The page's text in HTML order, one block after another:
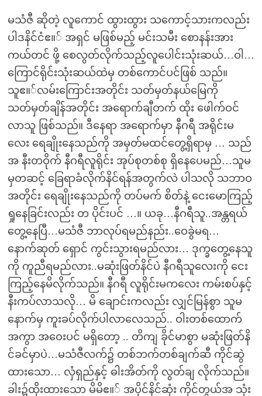
မသံဇီ ဆိုတဲ့ လူကောင် ထွားထွား သကောင့်သားကလည်း
ပါဒနိင်ငံဧ။် အရှင် မဖြစ်မည့် မင်းသမီး စောနန်းအား
ကယ်တင် ဖို့ စေလွတ်လိုက်သည့်လူပေါင်းသုံးဆယ်…ဝါ…
ကြောင်ရိုင်းသုံးဆယ်ထဲမှ တစ်ကောင်ပင်ဖြစ် သည်။
သူဧ။်လမ်းကြောင်းအတိုင်း သတ်မှတ်နယ်မြေကို
သတ်မှတ်ချိန်အတိုင်း အရောက်ချီတက် ထိုး ဖေါက်ဝင်
လာသူ ဖြစ်သည်။ ဒီနေရာ အရောက်မှာ နီဂရီ အရိုင်းမ
လေး ရေချိုးနေသည်ကို အမှတ်မထင်တွေ့ရှိရာမှ … သည်
အ နီးတဝိုက် နီဂရီလူရိုင်း အုပ်စုတစ်စု ရှိနေပေမည်…သူမ
မှတဆင့် ခြေရာခံလိုက်နိင်ရန်အတွက်လဲ ပါသလို သဘာဝ
အတိုင်း ရေချိုးနေသည်ကို တပ်မက် စိတ်နဲ့ ငေးမောကြည့်
ရှုနေခြင်းလည်း တ ပိုင်းပင် …။ ယခု…နီဂရီသူ..အန္တရယ်
တွေ့နေပြီ…မသံဇီ ဘာလုပ်ရမည်နည်း..ဝေခွဲမရ…
နောက်ဆုတ် ရှောင် ကွင်းသွားရမည်လား… ဒုက္ခတွေ့နေသူ
ကို ကူညီရမည်လား..မဆုံးဖြတ်နိင်ပဲ နီဂရီသူလေးကို ငေး
ကြည့်နေမိလိုက်သည်။ နီဂရီ လူရိုင်းမကလေး ကမ်းစပ်နှင့်
နီးကပ်လာသလို… မိ ချောင်းကလည်း လျှင်မြန်စွာ သူမ
နောက်မှ ကူးခပ်လိုက်ပါလာလေသည်.. ဝါးတစ်ထောက်
အကွာ အဝေးပင် မရှိတော့ .. တိကျ ခိုင်မာစွာ မဆုံးဖြတ်နိ
င်ခင်မှာပဲ…မသံဇီလက်၌ တစ်ဘက်တစ်ချက်ဆီ ကိုင်ဆွဲ
ထားသော… လှံရှည်နှင့် ဓါးအိတ်ကို လွတ်ချ လိုက်သည်။
ခါး၌ထိုးထားသော မိမိဧ။် အပိုင်နိင်ဆုံး ကိုင်တွယ်အ သုံး